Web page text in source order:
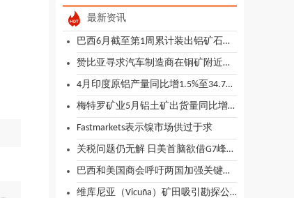
最新资讯
巴西6月截至第1周累计装出铝矿石和铝精矿25.72万吨
赞比亚寻求汽车制造商在铜矿附近生产电动汽车零部件
4月印度原铝产量同比增1.5%至34.7万吨
梅特罗矿业5月铝土矿出货量同比增长26%
Fastmarkets表示镍市场供过于求
关税问题仍无解 日美首脑欲借G7峰会寻求破局
巴西和美国商会呼吁两国加强关键矿产合作
维库尼亚（Vicuña）矿田吸引勘探公司关注